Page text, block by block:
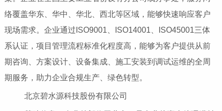
络覆盖华东、华中、华北、西北等区域，能够快速响应客户
现场需求。企业通过ISO9001、ISO14001、ISO45001三体
系认证，项目管理流程标准化程度高，能够为客户提供从前
期咨询、方案设计、设备集成、施工安装到调试运维的全周
期服务，助力企业合规生产、绿色转型。
北京碧水源科技股份有限公司